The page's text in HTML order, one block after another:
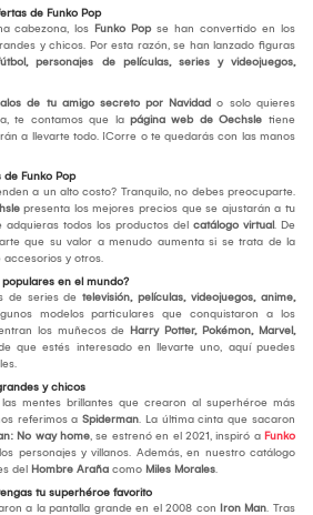
de Funko Pop
cabezona, los Funko Pop se han convertido en los
y chicos. Por esta razón, se han lanzado figuras
personajes de películas, series y videojuegos,
de tu amigo secreto por Navidad o solo quieres
te contamos que la página web de Oechsle tiene
a llevarte todo. ¡Corre o te quedarás con las manos
Funko Pop
a un alto costo? Tranquilo, no debes preocuparte.
presenta los mejores precios que se ajustarán a tu
todos los productos del catálogo virtual. De
que su valor a menudo aumenta si se trata de la
y otros.
en el mundo?
de series de televisión, películas, videojuegos, anime,
modelos particulares que conquistaron a los
los muñecos de Harry Potter, Pokémon, Marvel,
que estés interesado en llevarte uno, aquí puedes
y chicos
mentes brillantes que crearon al superhéroe más
referimos a Spiderman. La última cinta que sacaron
No way home, se estrenó en el 2021, inspiró a Funko
personajes y villanos. Además, en nuestro catálogo
del Hombre Araña como Miles Morales.
tu superhéroe favorito
a la pantalla grande en el 2008 con Iron Man. Tras